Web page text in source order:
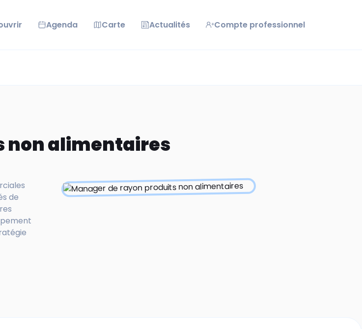
Agenda Carte Actualités Compte professionnel
non alimentaires
de